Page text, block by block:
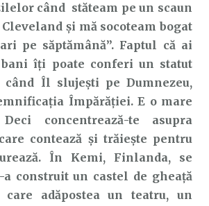
când stăteam pe un scaun
și mă socoteam bogat
pe săptămână”. Faptul că ai
îți poate conferi un statut
când Îl slujești pe Dumnezeu,
Împărăției. E o mare
concentrează-te asupra
contează și trăiește pentru
În Kemi, Finlanda, se
a construit un castel de gheață
care adăpostea un teatru, un